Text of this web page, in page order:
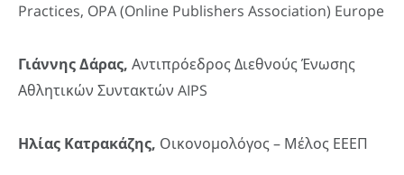
Practices, OPA (Online Publishers Association) Europe
Γιάννης Δάρας, Αντιπρόεδρος Διεθνούς Ένωσης
Αθλητικών Συντακτών AIPS
Ηλίας Κατρακάζης, Οικονομολόγος – Μέλος ΕΕΕΠ